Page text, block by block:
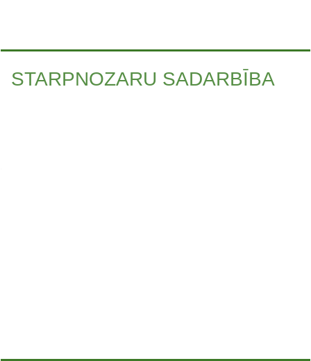
STARPNOZARU SADARBĪBA